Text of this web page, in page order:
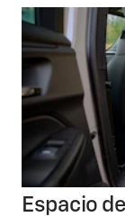
Espacio